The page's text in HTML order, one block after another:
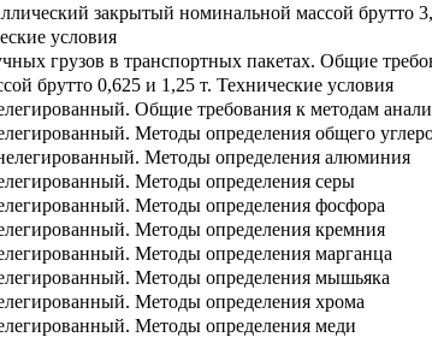
закрытый номинальной массой брутто
условия
грузов в транспортных пакетах. Общие
брутто 0,625 и 1,25 т. Технические условия
Общие требования к методам
Методы определения общего
Методы определения алюминия
Методы определения серы
Методы определения фосфора
Методы определения кремния
Методы определения марганца
Методы определения мышьяка
Методы определения хрома
Методы определения меди